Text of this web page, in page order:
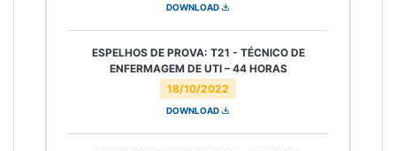
DOWNLOAD
18/10/2022
ESPELHOS DE PROVA: T21 - TÉCNICO DE
ENFERMAGEM DE UTI – 44 HORAS
DOWNLOAD